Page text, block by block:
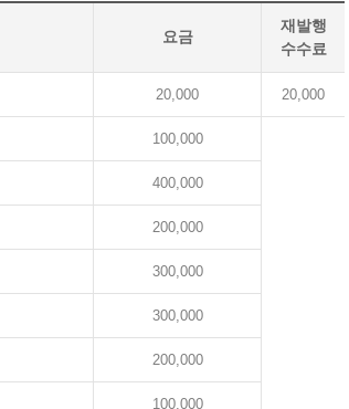
요금
재발행
수수료
20,000 20,000
100,000
400,000
200,000
300,000
300,000
200,000
100,000